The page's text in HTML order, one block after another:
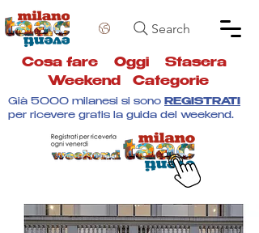
Search
Cosa fare Oggi Stasera
Weekend
Categorie
Già 5000 milanesi si sono REGISTRATI
per ricevere gratis la guida del weekend.